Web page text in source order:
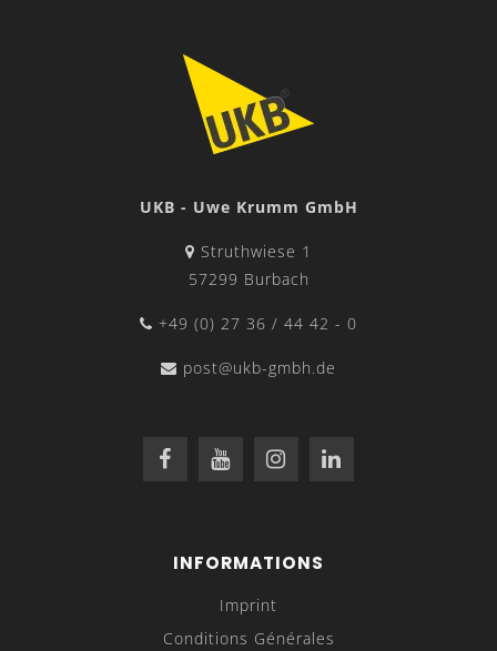
Standard:
ou entreprise de
Express:
respectueux de l'environnement et sûr -
UKB - Uwe Krumm GmbH
Struthwiese 1
57299 Burbach
+49 (0) 27 36 / 44 42 - 0
post@ukb-gmbh.de
INFORMATIONS
Imprint
Conditions Générales